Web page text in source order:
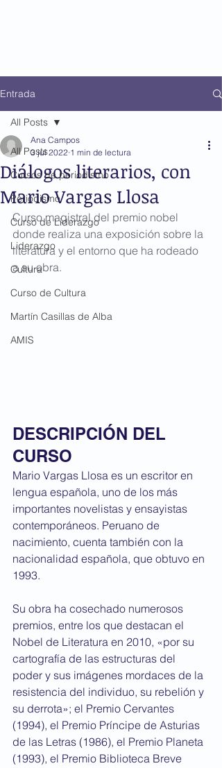
Entrada
All Posts
Cursos de periodismo
Periodismo
Curso de Liderazgo
Liderazgo
Cultura
Curso de Cultura
Martín Casillas de Alba
AMIS
All Posts
Diálogos literarios, con
Mario Vargas Llosa
Ana Campos
3 jul 2022 1 min de lectura
Curso magistral del premio nobel
donde realiza una exposición sobre la
literatura y el entorno que ha rodeado
a su obra.
DESCRIPCIÓN DEL
CURSO
Mario Vargas Llosa es un escritor en
lengua española, uno de los más
importantes novelistas y ensayistas
contemporáneos. Peruano de
nacimiento, cuenta también con la
nacionalidad española, que obtuvo en
1993.
Su obra ha cosechado numerosos
premios, entre los que destacan el
Nobel de Literatura en 2010, «por su
cartografía de las estructuras del
poder y sus imágenes mordaces de la
resistencia del individuo, su rebelión y
su derrota»; el Premio Cervantes
(1994), el Premio Príncipe de Asturias
de las Letras (1986), el Premio Planeta
(1993), el Premio Biblioteca Breve